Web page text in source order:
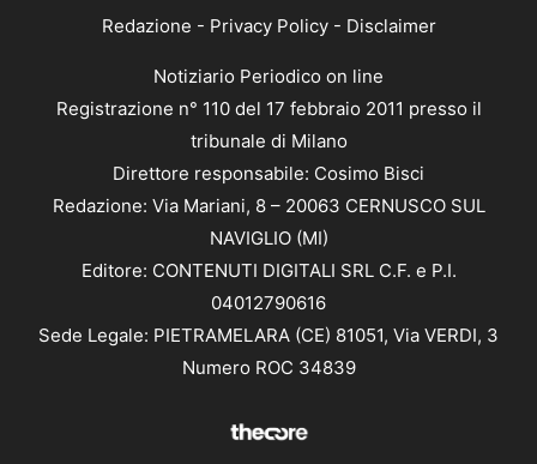
Redazione - Privacy Policy- Disclaimer
Notiziario Periodico on line
Registrazione n° 110 del 17 febbraio 2011 presso il
tribunale di Milano
Direttore responsabile: Cosimo Bisci
Redazione: Via Mariani, 8 – 20063 CERNUSCO SUL
NAVIGLIO (MI)
Editore: CONTENUTI DIGITALI SRL C.F. e P.I.
04012790616
Sede Legale: PIETRAMELARA (CE) 81051, Via VERDI, 3
Numero ROC 34839